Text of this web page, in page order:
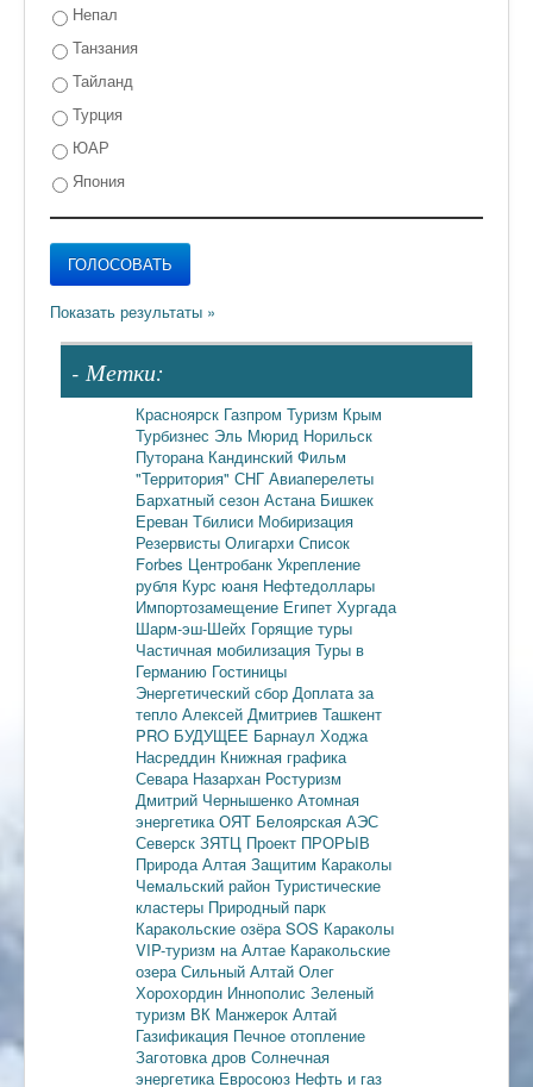
Непал
Танзания
Тайланд
Турция
ЮАР
Япония
- Метки:
Красноярск Газпром Туризм Крым
Турбизнес Эль Мюрид Норильск
Путорана Кандинский Фильм
"Территория" СНГ Авиаперелеты
Бархатный сезон Астана Бишкек
Ереван Тбилиси Мобиризация
Резервисты Олигархи Список
Forbes Центробанк Укрепление
рубля Курс юаня Нефтедоллары
Импортозамещение Египет Хургада
Шарм-эш-Шейх Горящие туры
Частичная мобилизация Туры в
Германию Гостиницы
Энергетический сбор Доплата за
тепло Алексей Дмитриев Ташкент
PRO БУДУЩЕЕ Барнаул Ходжа
Насреддин Книжная графика
Севара Назархан Ростуризм
Дмитрий Чернышенко Атомная
энергетикаОЯТ Белоярская АЭС
Северск ЗЯТЦ Проект ПРОРЫВ
Природа Алтая Защитим Караколы
Чемальский район Туристические
кластеры Природный парк
Каракольские озёраSOS Караколы
VIP-туризм на Алтае Каракольские
озераСильный Алтай Олег
Хорохордин Иннополис Зеленый
туризм ВК Манжерок Алтай
Газификация Печное отопление
Заготовка дров Солнечная
энергетика Евросоюз Нефть и газ